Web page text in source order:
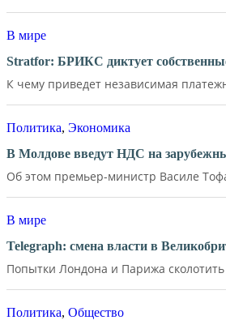
В мире
Stratfor: БРИКС диктует
К чему приведет независимая
Политика, Экономика
В Молдове введут НДС на
Об этом премьер-министр Василе
В мире
Telegraph: смена власти в
Попытки Лондона и Парижа
Политика, Общество